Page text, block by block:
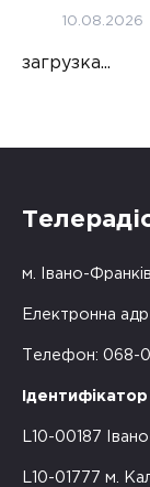
10.08.2026
загрузка...
м. Івано-
Електронна
Телефон: 068-
L10-00187
L10-01777 м.